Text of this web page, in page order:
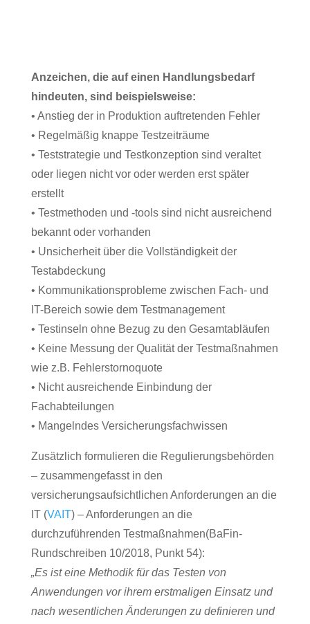
Anzeichen, die auf einen Handlungsbedarf
hindeuten, sind beispielsweise:
• Anstieg der in Produktion auftretenden Fehler
• Regelmäßig knappe Testzeiträume
• Teststrategie und Testkonzeption sind veraltet
oder liegen nicht vor oder werden erst später
erstellt
• Testmethoden und -tools sind nicht ausreichend
bekannt oder vorhanden
• Unsicherheit über die Vollständigkeit der
Testabdeckung
• Kommunikationsprobleme zwischen Fach- und
IT-Bereich sowie dem Testmanagement
• Testinseln ohne Bezug zu den Gesamtabläufen
• Keine Messung der Qualität der Testmaßnahmen
wie z.B. Fehlerstornoquote
• Nicht ausreichende Einbindung der
Fachabteilungen
• Mangelndes Versicherungsfachwissen
Zusätzlich formulieren die Regulierungsbehörden
– zusammengefasst in den
versicherungsaufsichtlichen Anforderungen an die
IT (VAIT) – Anforderungen an die
durchzuführenden Testmaßnahmen(BaFin-
Rundschreiben 10/2018, Punkt 54):
„Es ist eine Methodik für das Testen von
Anwendungen vor ihrem erstmaligen Einsatz und
nach wesentlichen Änderungen zu definieren und